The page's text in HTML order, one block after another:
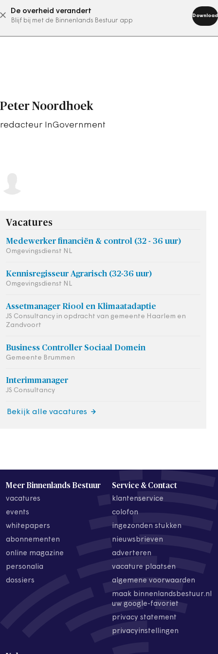
De overheid verandert
Blijf bij met de Binnenlands Bestuur app
Download
abonneer nu
Peter Noordhoek
redacteur InGovernment
Vacatures
Medewerker financiën & control (32 - 36 uur)
Omgevingsdienst NL
Kennisregisseur Agrarisch (32-36 uur)
Omgevingsdienst NL
Assetmanager Riool en Klimaatadaptie
JS Consultancy in opdracht van gemeente Haarlem en
Zandvoort
Business Controller Sociaal Domein
Gemeente Brummen
Interimmanager
JS Consultancy
Bekijk alle vacatures
Meer Binnenlands Bestuur
vacatures
events
whitepapers
abonnementen
online magazine
personalia
dossiers
Service & Contact
klantenservice
colofon
ingezonden stukken
nieuwsbrieven
adverteren
vacature plaatsen
algemene voorwaarden
maak binnenlandsbestuur.nl
uw google-favoriet
privacy statement
privacyinstellingen